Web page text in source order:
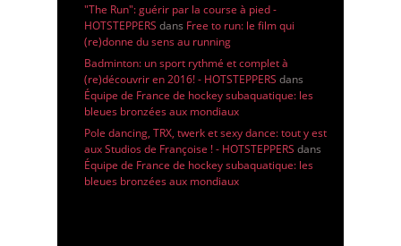
"The Run": guérir par la course à pied -
HOTSTEPPERS dans Free to run: le film qui
(re)donne du sens au running
Badminton: un sport rythmé et complet à
(re)découvrir en 2016! - HOTSTEPPERS dans
Équipe de France de hockey subaquatique: les
bleues bronzées aux mondiaux
Pole dancing, TRX, twerk et sexy dance: tout y est
aux Studios de Françoise ! - HOTSTEPPERS dans
Équipe de France de hockey subaquatique: les
bleues bronzées aux mondiaux